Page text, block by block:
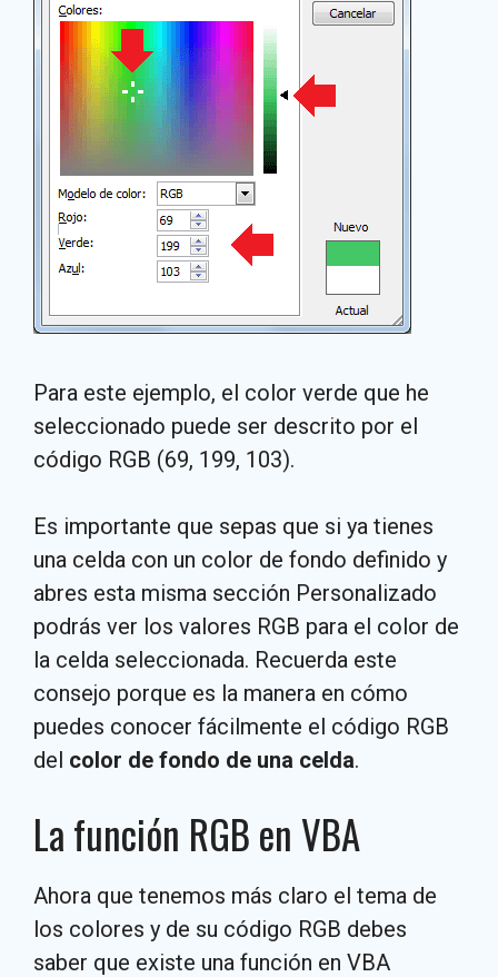
Para este ejemplo, el color verde que he
seleccionado puede ser descrito por el
código RGB (69, 199, 103).
Es importante que sepas que si ya tienes
una celda con un color de fondo definido y
abres esta misma sección Personalizado
podrás ver los valores RGB para el color de
la celda seleccionada. Recuerda este
consejo porque es la manera en cómo
puedes conocer fácilmente el código RGB
del color de fondo de una celda.
La función RGB en VBA
Ahora que tenemos más claro el tema de
los colores y de su código RGB debes
saber que existe una función en VBA